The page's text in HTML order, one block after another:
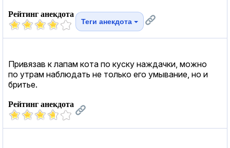
Рейтинг анекдота
Теги анекдота
Привязав к лапам кота по куску наждачки, можно
по утрам наблюдать не только его умывание, но и
бритье.
Рейтинг анекдота